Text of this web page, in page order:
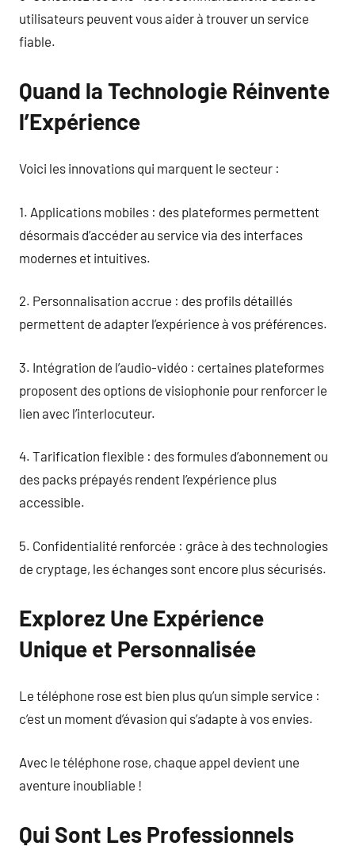
utilisateurs peuvent vous aider à trouver un service
fiable.
Quand la Technologie Réinvente
l’Expérience
Voici les innovations qui marquent le secteur :
1. Applications mobiles : des plateformes permettent
désormais d’accéder au service via des interfaces
modernes et intuitives.
2. Personnalisation accrue : des profils détaillés
permettent de adapter l’expérience à vos préférences.
3. Intégration de l’audio-vidéo : certaines plateformes
proposent des options de visiophonie pour renforcer le
lien avec l’interlocuteur.
4. Tarification flexible : des formules d’abonnement ou
des packs prépayés rendent l’expérience plus
accessible.
5. Confidentialité renforcée : grâce à des technologies
de cryptage, les échanges sont encore plus sécurisés.
Explorez Une Expérience
Unique et Personnalisée
Le téléphone rose est bien plus qu’un simple service :
c’est un moment d’évasion qui s’adapte à vos envies.
Avec le téléphone rose, chaque appel devient une
aventure inoubliable !
Qui Sont Les Professionnels